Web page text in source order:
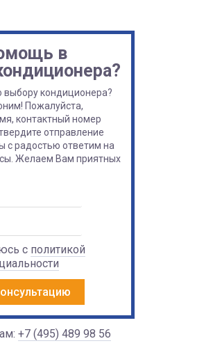
в
выбору кондиционера?
Пожалуйста,
контактный номер
отправление
радостью ответим на
Желаем Вам приятных
с политикой
+7 (495) 489 98 56